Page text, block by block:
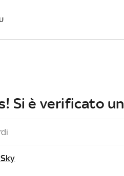
Si è verificato